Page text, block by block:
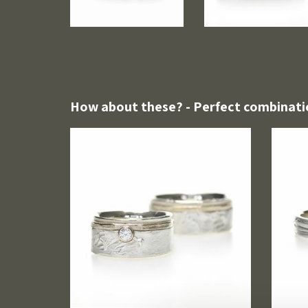
How about these? - Perfect